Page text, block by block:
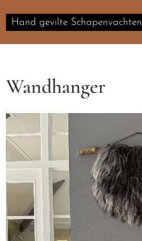
Hand gevilte Schapenvachten
Wandhanger